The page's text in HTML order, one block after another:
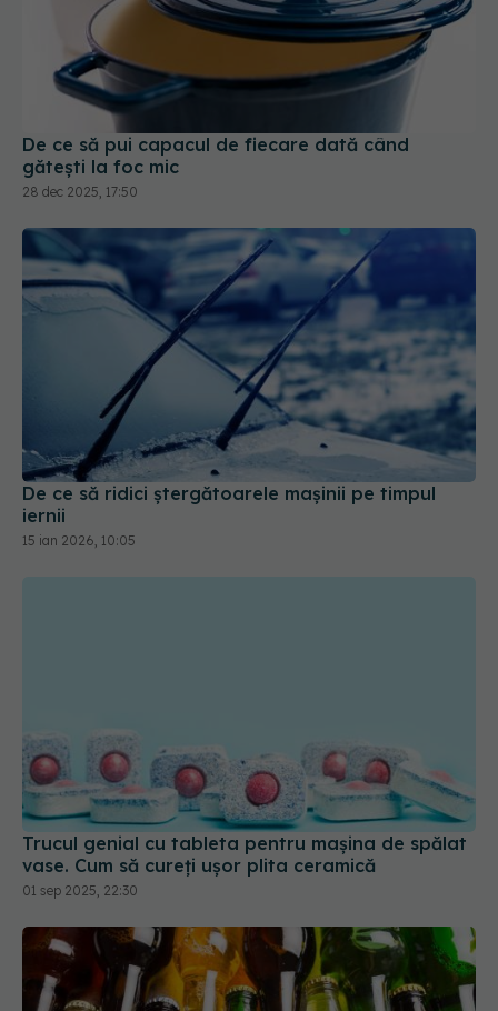
De ce să pui capacul de fiecare dată când
gătești la foc mic
28 dec 2025, 17:50
De ce să ridici ștergătoarele mașinii pe timpul
15 ian 2026, 10:05
Trucul genial cu tableta pentru mașina de spălat
vase. Cum să cureți ușor plita ceramică
01 sep 2025, 22:30